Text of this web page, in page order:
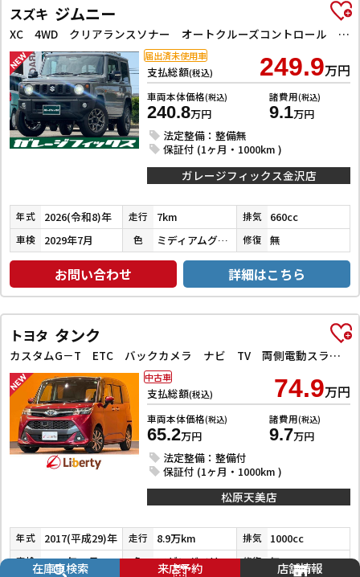
スズキ ジムニー
XC 4WD クリアランスソナー オートクルーズコントロール レーンアシスト 衝突被害軽減システム オートライト LEDヘッドランプ ヘッドライトウォッシャー スマートキー アイドリングストップ
支払総額(税込) 249.9万円
車両本体価格(税込)
240.8万円
諸費用(税込)
9.1万円
法定整備：整備無
保証付 (1ヶ月・1000km )
届出済未使用車
ガレージフィックス金沢店
年式 2026(令和8)年 走行 7km 排気 660cc
車検 2029年7月 色 ミディアムグレー 修復 無
お問い合わせ 詳細はこちら
トヨタ タンク
カスタムG－T ETC バックカメラ ナビ TV 両側電動スライドドア クリアランスソナー オートクルーズコントロール 衝突被害軽減システム アルミホイール LEDヘッドランプ スマートキー
支払総額(税込) 74.9万円
車両本体価格(税込)
65.2万円
諸費用(税込)
9.7万円
法定整備：整備付
保証付 (1ヶ月・1000km )
中古車
松原天美店
年式 2017(平成29)年 走行 8.9万km 排気 1000cc
車検 2026年12月 色 マゼンダベリーマイカメタリック／ブラックマイカメタリック 修復 無
在庫車検索 来店予約 店舗情報